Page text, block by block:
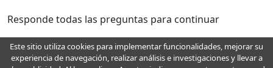
Responde todas las preguntas para continuar
Para cualquier pregunta, deseo, recomendación, error y mejora, escriba a
Este sitio utiliza cookies para implementar funcionalidades, mejorar su
experiencia de navegación, realizar análisis e investigaciones y llevar a